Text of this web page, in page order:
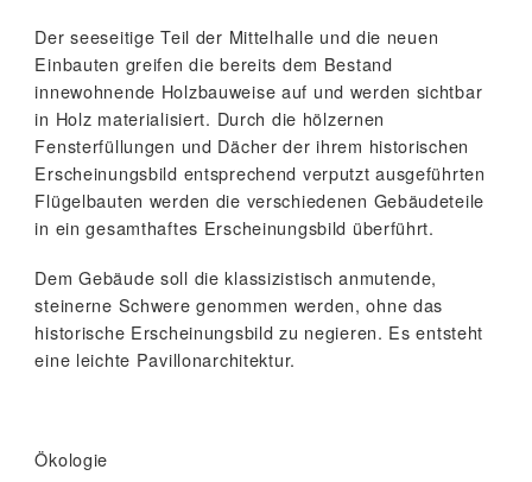
Der seeseitige Teil der Mittelhalle und die neuen
Einbauten greifen die bereits dem Bestand
innewohnende Holzbauweise auf und werden sichtbar
in Holz materialisiert. Durch die hölzernen
Fensterfüllungen und Dächer der ihrem historischen
Erscheinungsbild entsprechend verputzt ausgeführten
Flügelbauten werden die verschiedenen Gebäudeteile
in ein gesamthaftes Erscheinungsbild überführt.
Dem Gebäude soll die klassizistisch anmutende,
steinerne Schwere genommen werden, ohne das
historische Erscheinungsbild zu negieren. Es entsteht
eine leichte Pavillonarchitektur.
Ökologie